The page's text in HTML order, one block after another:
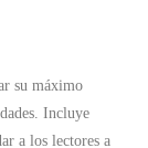
su máximo
Incluye
a los lectores a